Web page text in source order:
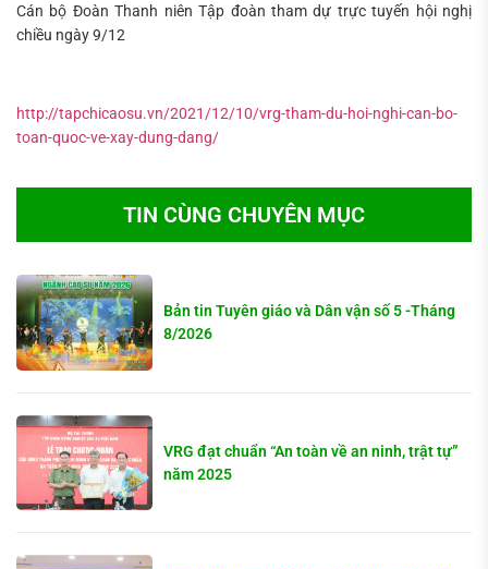
Cán bộ Đoàn Thanh niên Tập đoàn tham dự trực tuyến hội nghị
chiều ngày 9/12
http://tapchicaosu.vn/2021/12/10/vrg-tham-du-hoi-nghi-can-bo-
toan-quoc-ve-xay-dung-dang/
TIN CÙNG CHUYÊN MỤC
Bản tin Tuyên giáo và Dân vận số 5 -Tháng
8/2026
VRG đạt chuẩn “An toàn về an ninh, trật tự”
năm 2025